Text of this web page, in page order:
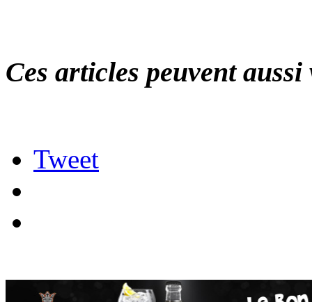
Ces articles peuvent
Tweet